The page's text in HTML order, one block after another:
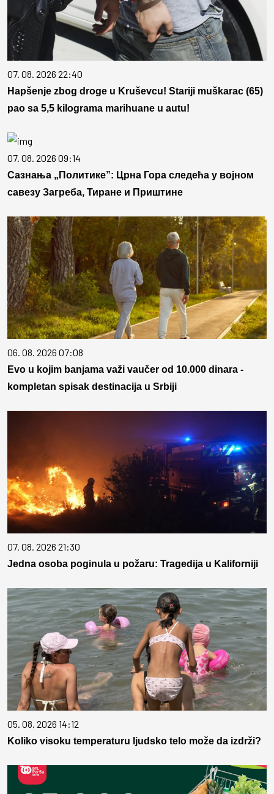
07. 08. 2026 22:40
Hapšenje zbog droge u Kruševcu! Stariji muškarac (65)
pao sa 5,5 kilograma marihuane u autu!
07. 08. 2026 09:14
Сазнања „Политике”: Црна Гора следећа у војном
савезу Загреба, Тиране и Приштине
06. 08. 2026 07:08
Evo u kojim banjama važi vaučer od 10.000 dinara -
kompletan spisak destinacija u Srbiji
07. 08. 2026 21:30
Jedna osoba poginula u požaru: Tragedija u Kaliforniji
05. 08. 2026 14:12
Koliko visoku temperaturu ljudsko telo može da izdrži?